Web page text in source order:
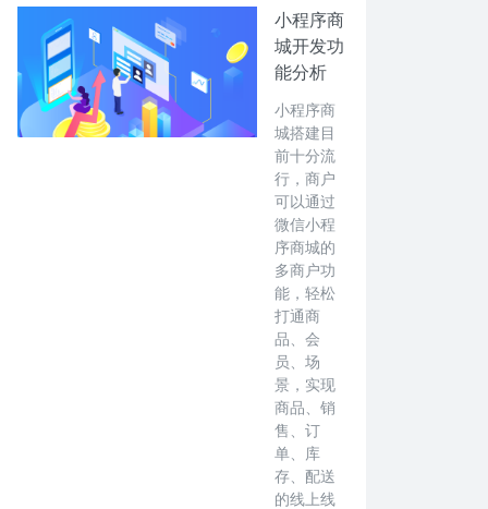
小程序商
城开发功
能分析
小程序商
城搭建目
前十分流
行，商户
可以通过
微信小程
序商城的
多商户功
能，轻松
打通商
品、会
员、场
景，实现
商品、销
售、订
单、库
存、配送
的线上线